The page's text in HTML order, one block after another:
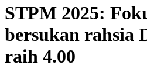
STPM 2025:
bersukan rahsia
raih 4.00